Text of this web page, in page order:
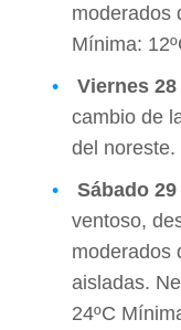
moderados
Mínima:
Viernes
cambio de
del noreste.
Sábado
ventoso,
moderados
aisladas.
24ºC